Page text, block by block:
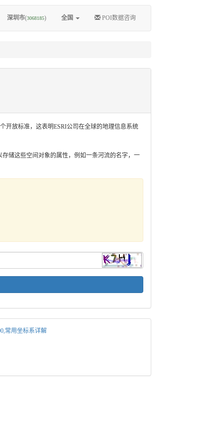
深圳市(3068185) 全国 POI数据咨询
开放标准，这表明ESRI公司在全球的地理信息系统
储这些空间对象的属性，例如一条河流的名字，一
常用坐标系详解